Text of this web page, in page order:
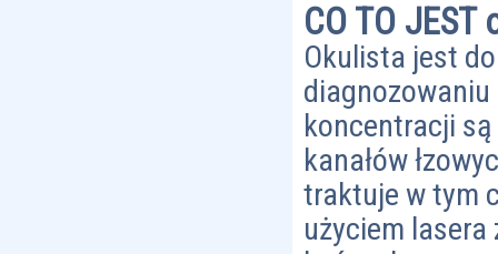
CO TO JEST
Okulista jest
koncentracji
kanałów
traktuje w tym
użyciem